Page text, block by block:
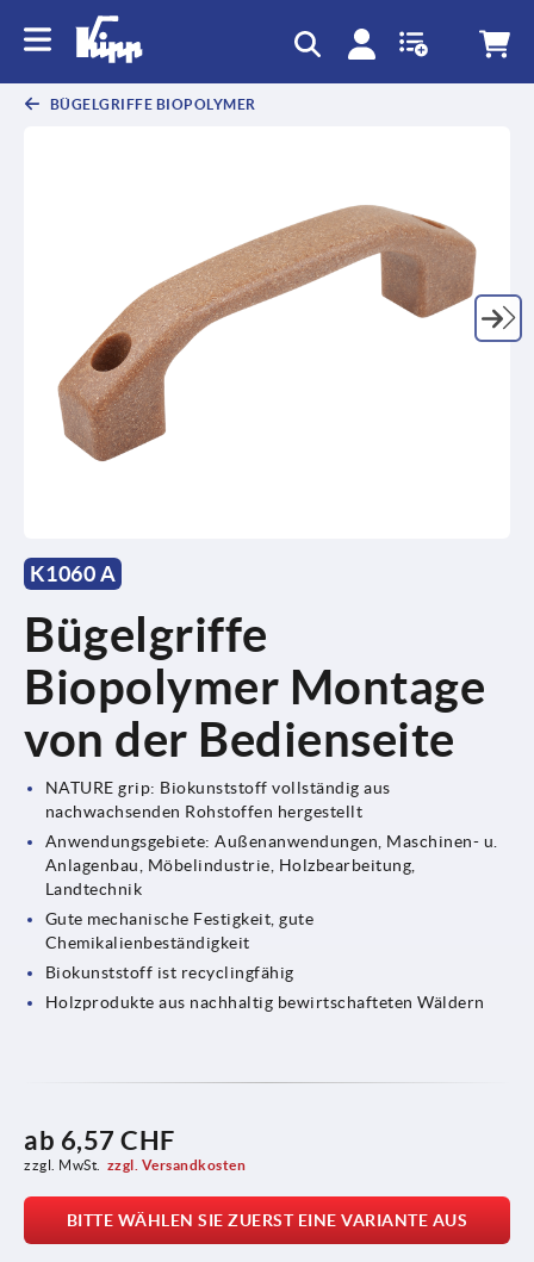
BÜGELGRIFFE BIOPOLYMER
K1060 A
Bügelgriffe
Biopolymer Montage
von der Bedienseite
NATURE grip: Biokunststoff vollständig aus
nachwachsenden Rohstoffen hergestellt
Anwendungsgebiete: Außenanwendungen, Maschinen- u.
Anlagenbau, Möbelindustrie, Holzbearbeitung,
Landtechnik
Gute mechanische Festigkeit, gute
Chemikalienbeständigkeit
Biokunststoff ist recyclingfähig
Holzprodukte aus nachhaltig bewirtschafteten Wäldern
ab 6,57 CHF
zzgl. MwSt. zzgl. Versandkosten
BITTE WÄHLEN SIE ZUERST EINE VARIANTE AUS